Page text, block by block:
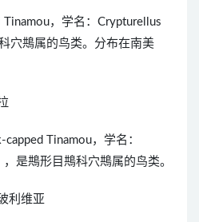
，学名：Crypturellus
穴䳍属的鸟类。分布在南美
Tinamou，学名：
是䳍形目䳍科穴䳍属的鸟类。
利维亚